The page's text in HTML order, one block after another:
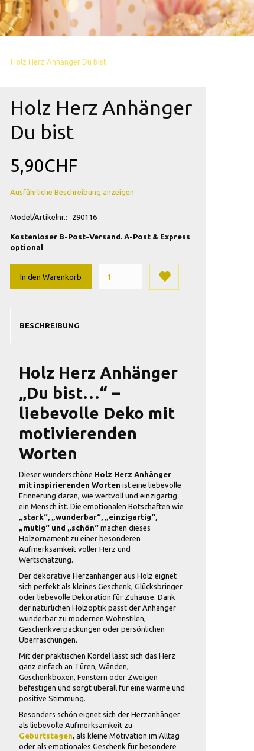
Holz Herz Anhänger Du bist
Holz Herz Anhänger
Du bist
5,90CHF
Ausführliche Beschreibung anzeigen
Model/Artikelnr.: 290116
Kostenloser B-Post-Versand. A-Post & Express
optional
In den Warenkorb
BESCHREIBUNG
Holz Herz Anhänger
„Du bist…“ –
liebevolle Deko mit
motivierenden
Worten
Dieser wunderschöne Holz Herz Anhänger
mit inspirierenden Worten ist eine liebevolle
Erinnerung daran, wie wertvoll und einzigartig
ein Mensch ist. Die emotionalen Botschaften wie
„stark“, „wunderbar“, „einzigartig“,
„mutig“ und „schön“machen dieses
Holzornament zu einer besonderen
Aufmerksamkeit voller Herz und
Wertschätzung.
Der dekorative Herzanhänger aus Holz eignet
sich perfekt als kleines Geschenk, Glücksbringer
oder liebevolle Dekoration für Zuhause. Dank
der natürlichen Holzoptik passt der Anhänger
wunderbar zu modernen Wohnstilen,
Geschenkverpackungen oder persönlichen
Überraschungen.
Mit der praktischen Kordel lässt sich das Herz
ganz einfach an Türen, Wänden,
Geschenkboxen, Fenstern oder Zweigen
befestigen und sorgt überall für eine warme und
positive Stimmung.
Besonders schön eignet sich der Herzanhänger
als liebevolle Aufmerksamkeit zu
Geburtstagen , als kleine Motivation im Alltag
oder als emotionales Geschenk für besondere